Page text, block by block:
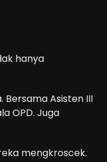
hanya
Bersama Asisten III
OPD. Juga
mengkroscek.